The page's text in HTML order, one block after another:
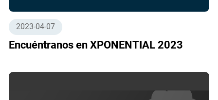
2023-04-07
Encuéntranos en XPONENTIAL 2023